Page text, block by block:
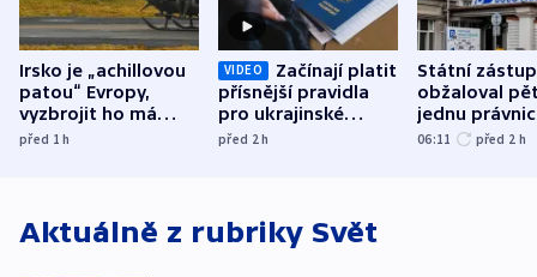
Irsko je „achillovou
patou“ Evropy,
vyzbrojit ho má
Francie
před 1h
VIDEO
Začínají platit
přísnější pravidla
pro ukrajinské
uprchlíky
před 2h
Státní
obžaloval
jednu
osobu v
06:11 před 2 h
Aktuálně z rubriky Svět